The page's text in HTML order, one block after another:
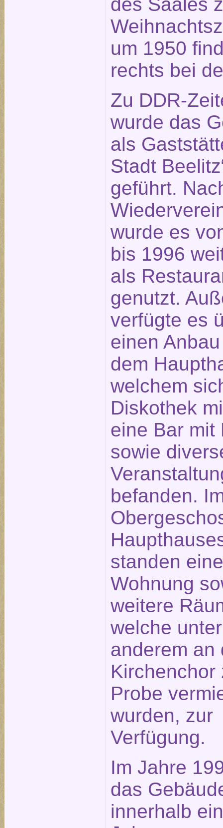
um 1950
rechts bei
Zu DDR-
wurde das
als
Stadt
geführt.
wurde es
bis 1996
als
genutzt.
verfügte es
einen
dem
welchem
Diskothek
eine Bar mit
sowie
befanden.
standen eine
Wohnung
weitere
welche unter
anderem an
Kirchenchor
Probe
wurden, zur
Verfügung.
Im Jahre
das
innerhalb